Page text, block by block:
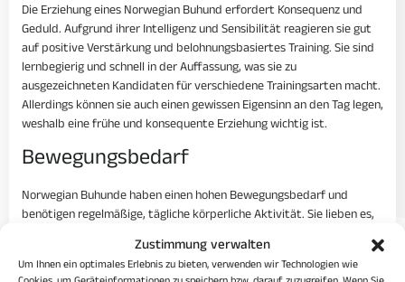
Zustimmung verwalten
Um Ihnen ein optimales Erlebnis zu bieten, verwenden wir Technologien wie
Die Erziehung eines Norwegian Buhund erfordert Konsequenz und
Geduld. Aufgrund ihrer Intelligenz und Sensibilität reagieren sie gut
auf positive Verstärkung und belohnungsbasiertes Training. Sie sind
lernbegierig und schnell in der Auffassung, was sie zu
ausgezeichneten Kandidaten für verschiedene Trainingsarten macht.
Allerdings können sie auch einen gewissen Eigensinn an den Tag legen,
weshalb eine frühe und konsequente Erziehung wichtig ist.
Bewegungsbedarf
Norwegian Buhunde haben einen hohen Bewegungsbedarf und
benötigen regelmäßige, tägliche körperliche Aktivität. Sie lieben es,
Lange Spaziergänge, Rennen, Spiele und Hundesportarten wie Agility
oder Obedience sind ideal, um ihren hohen Energielevel zu managen